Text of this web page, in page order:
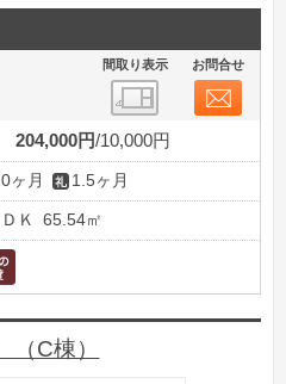
間取り表示 お問合せ
204,000円 10,000円
ヶ月 1.5ヶ月
Ｋ 65.54㎡
C棟）